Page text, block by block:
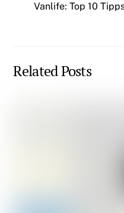
Vanlife: Top 10
Related Posts